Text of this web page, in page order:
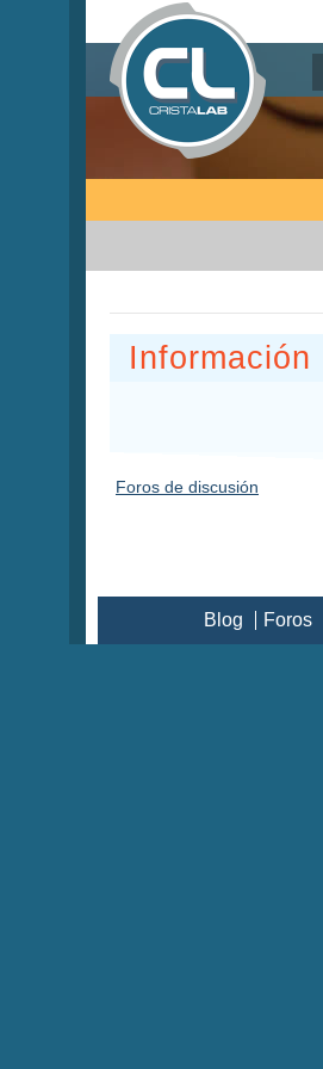
Información
Foros de discusión
Blog Foros